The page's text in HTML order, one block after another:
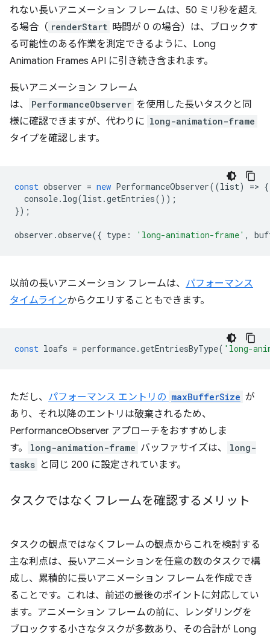
れない長いアニメーション フレームは、50 ミリ秒を超え
る場合（ renderStart 時間が 0 の場合）は、ブロックす
る可能性のある作業を測定できるように、Long
Animation Frames API に引き続き含まれます。
長いアニメーション フレーム
は、
PerformanceObserver を使用した長いタスクと同
様に確認できますが、代わりに long-animation-frame
タイプを確認します。
const observer = new PerformanceObserver((list) => {
console. log(list.getEntries());
});
observer .observe({ type : 'long-animation-frame' ,
以前の長いアニメーション フレームは、 パフォーマンス
タイムラインからクエリすることもできます。
const loafs = performance.getEntriesByType( 'long-
ただし、 パフォーマンス エントリの maxBufferSize が
あり、それ以降のエントリは破棄されるため、
PerformanceObserver アプローチをおすすめしま
す。
long-animation-frame バッファサイズは、
long-
tasks と同じ 200 に設定されています。
タスクではなくフレームを確認するメリット
タスクの観点ではなくフレームの観点からこれを検討する
主な利点は、長いアニメーションを任意の数のタスクで構
成し、累積的に長いアニメーション フレームを作成でき
ることです。これは、前述の最後のポイントに対応してい
ます。アニメーション フレームの前に、レンダリングを
ブロックする小さなタスクが多数あり、その合計が Long